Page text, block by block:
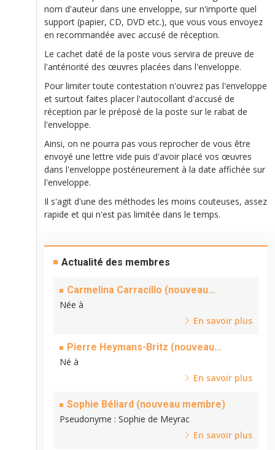
nom d'auteur dans une enveloppe, sur n'importe quel
support (papier, CD, DVD etc.), que vous vous envoyez
en recommandée avec accusé de réception.
Le cachet daté de la poste vous servira de preuve de
l'antériorité des œuvres placées dans l'enveloppe.
Pour limiter toute contestation n'ouvrez pas l'enveloppe
et surtout faites placer l'autocollant d'accusé de
réception par le préposé de la poste sur le rabat de
l'enveloppe.
Ainsi, on ne pourra pas vous reprocher de vous être
envoyé une lettre vide puis d'avoir placé vos œuvres
dans l'enveloppe postérieurement à la date affichée sur
l'enveloppe.
Il s'agit d'une des méthodes les moins couteuses, assez
rapide et qui n'est pas limitée dans le temps.
Actualité des membres
Carmelina Carracillo (nouveau
membre)
Née à
En savoir plus
Pierre Heymans-Britz (nouveau
membre)
Né à
En savoir plus
Sophie Béliard (nouveau membre)
Pseudonyme : Sophie de Meyrac
En savoir plus